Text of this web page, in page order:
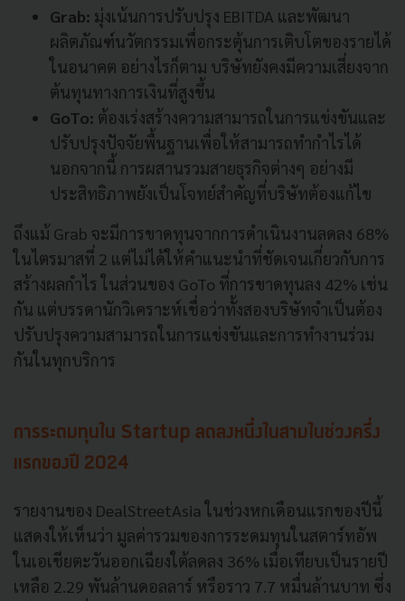
Grab: มุ่งเน้นการปรับปรุง EBITDA และพัฒนา
ผลิตภัณฑ์นวัตกรรมเพื่อกระตุ้นการเติบโตของรายได้
ในอนาคต อย่างไรก็ตาม บริษัทยังคงมีความเสี่ยงจาก
ต้นทุนทางการเงินที่สูงขึ้น
GoTo: ต้องเร่งสร้างความสามารถในการแข่งขันและ
ปรับปรุงปัจจัยพื้นฐานเพื่อให้สามารถทำกำไรได้
นอกจากนี้ การผสานรวมสายธุรกิจต่างๆ อย่างมี
ประสิทธิภาพยังเป็นโจทย์สำคัญที่บริษัทต้องแก้ไข
ถึงแม้ Grab จะมีการขาดทุนจากการดำเนินงานลดลง 68%
ในไตรมาสที่ 2 แต่ไม่ได้ให้คำแนะนำที่ชัดเจนเกี่ยวกับการ
สร้างผลกำไร ในส่วนของ GoTo ที่การขาดทุนลง 42% เช่น
กัน แต่บรรดานักวิเคราะห์เชื่อว่าทั้งสองบริษัทจำเป็นต้อง
ปรับปรุงความสามารถในการแข่งขันและการทำงานร่วม
กันในทุกบริการ
การระดมทุนใน Startup ลดลงหนึ่งในสามในช่วงครึ่ง
แรกของปี 2024
รายงานของ DealStreetAsia ในช่วงหกเดือนแรกของปีนี้
แสดงให้เห็นว่า มูลค่ารวมของการระดมทุนในสตาร์ทอัพ
ในเอเชียตะวันออกเฉียงใต้ลดลง 36% เมื่อเทียบเป็นรายปี
เหลือ 2.29 พันล้านดอลลาร์ หรือราว 7.7 หมื่นล้านบาท ซึ่ง